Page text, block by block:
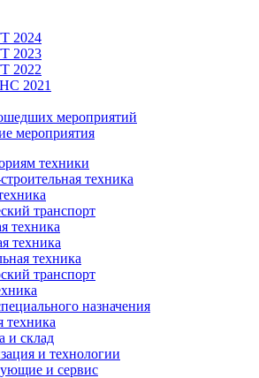
2024
2023
2022
2021
мероприятий
мероприятия
техники
техника
транспорт
техника
техника
техника
транспорт
назначения
техника
и склад
и технологии
и сервис